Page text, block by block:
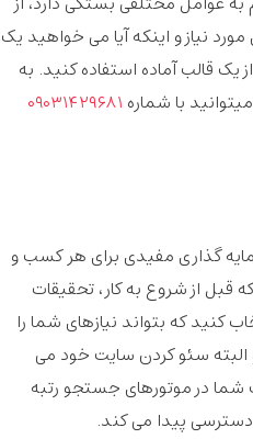
نیاز و اینکه آیا می خواهید یک
قالب آماده استفاده کنید. به
با شماره ۰۹۰۳۱۴۲۹۶۸۱
گذاری مفیدی برای هر کسب و
قبل از شروع به کار، تحقیقات
کنید که بتواند نیازهای شما را
البته سئو کردن سایت خود می
در موتورهای جستجو رتبه
دسترسی پیدا می کند.